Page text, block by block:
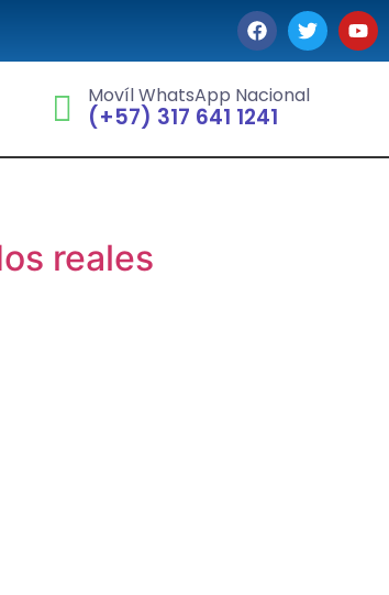
Movíl WhatsApp Nacional
(+57) 317 641 1241
reales